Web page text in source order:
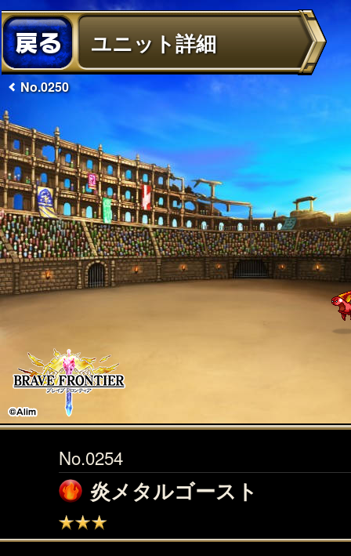
ユニット詳細
No.0250
No.0254
炎メタルゴースト